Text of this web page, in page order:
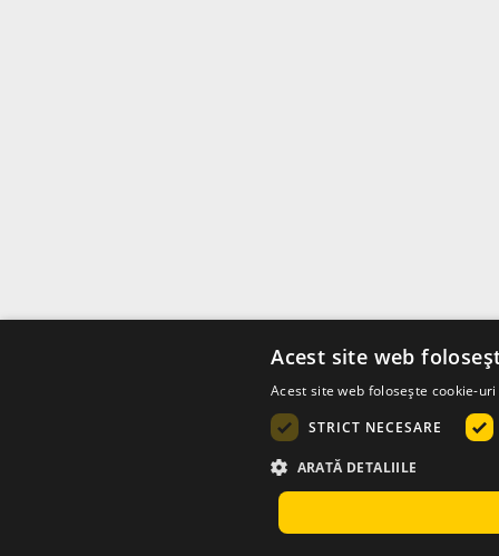
Acest site web
Acest site web folosește cookie-
STRICT NECESARE
ARATĂ DETALIILE